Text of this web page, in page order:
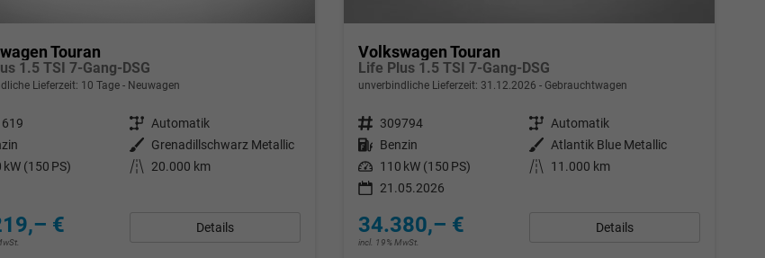
Touran
1.5 TSI 7-Gang-DSG
Lieferzeit: 10 Tage Neuwagen
Getriebe Automatik
Außenfarbe
Grenadillschwarz Metallic
kW (150 PS) Kilometerstand 20.000 km
€ Details
Volkswagen Touran
Life Plus 1.5 TSI 7-Gang-DSG
unverbindliche Lieferzeit: 31.12.2026 Gebrauchtwagen
Fahrzeugnr. 309794 Getriebe Automatik
Kraftstoff Benzin Außenfarbe
Atlantik Blue Metallic
Leistung 110 kW (150 PS) Kilometerstand
11.000 km
21.05.2026
34.380,– €
incl. 19% MwSt.
Details